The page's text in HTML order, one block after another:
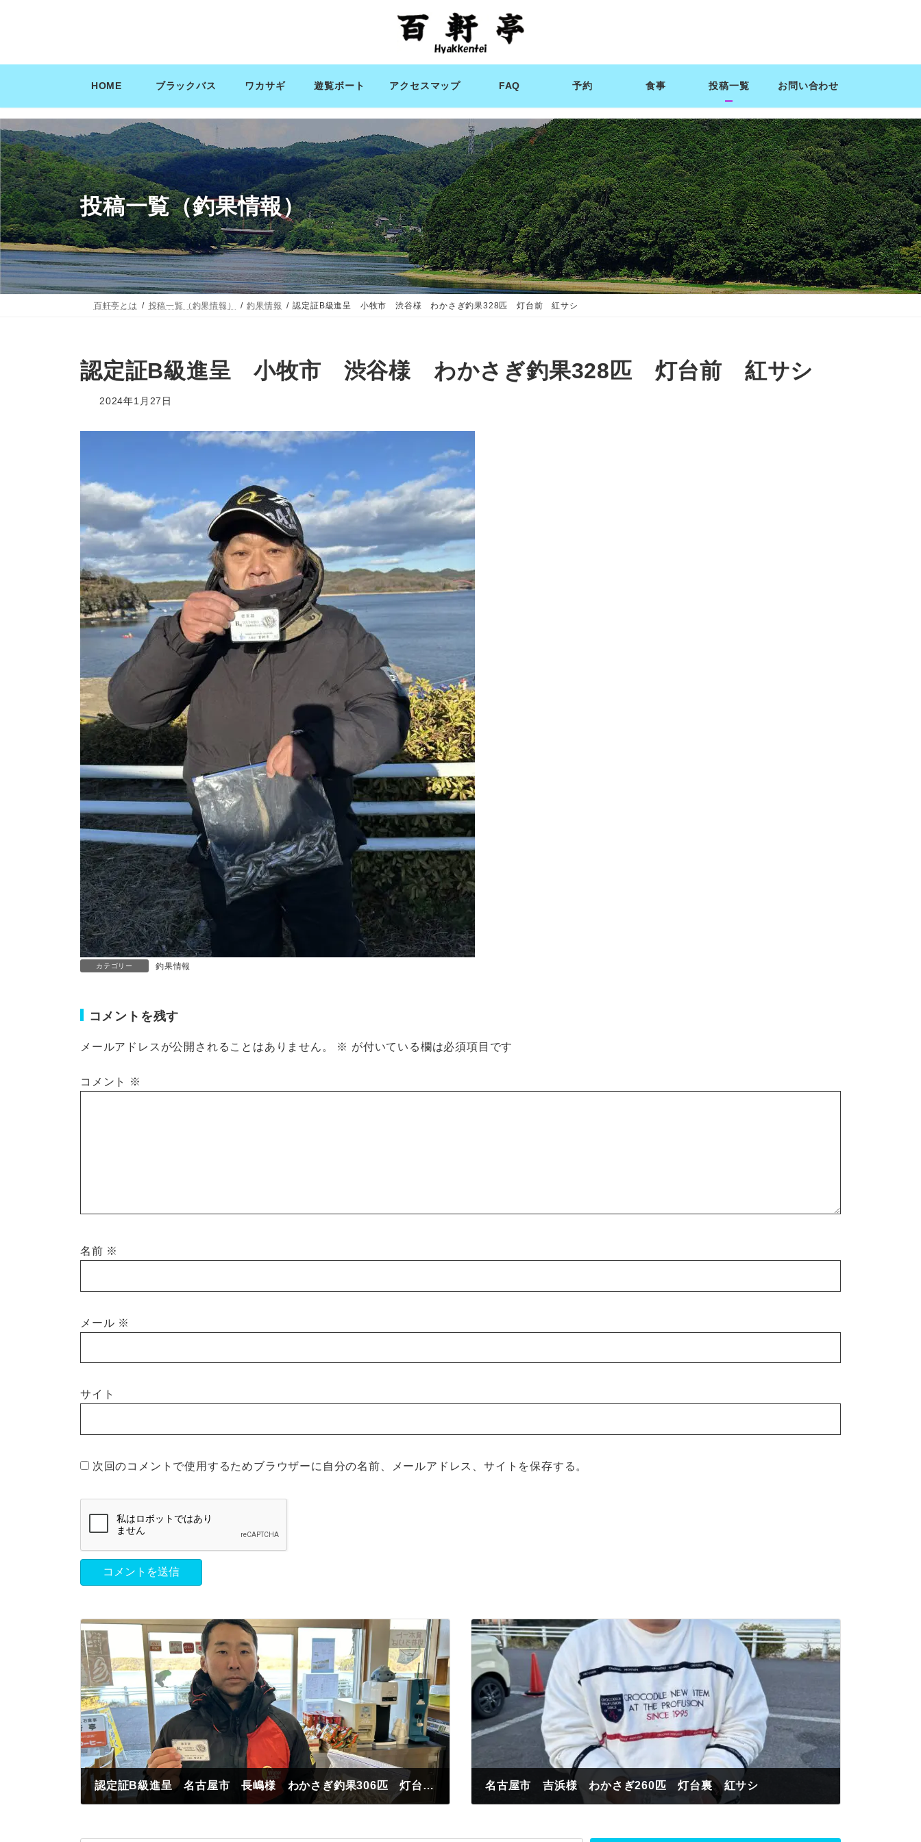
ン
ス
キ
ッ
プ
ー
ン
に
移
動
HOME ブラックバス ワカサギ 遊覧ボート アクセスマップ FAQ 予約 食事 投稿一覧 お問い合わせ
投稿一覧（釣果情報）
百軒亭とは 投稿一覧（釣果情報） 釣果情報 認定証B級進呈 小牧市 渋谷様 わかさぎ釣果328匹 灯台前 紅サシ
認定証B級進呈 小牧市 渋谷様 わかさぎ釣果328匹 灯台前 紅サシ
2024年1月27日
カテゴリー 釣果情報
コメントを残す
メールアドレスが公開されることはありません。 ※ が付いている欄は必須項目です
コメント ※
名前 ※
メール ※
サイト
次回のコメントで使用するためブラウザーに自分の名前、メールアドレス、サイトを保存する。
認定証B級進呈 名古屋市 長嶋様 わかさぎ釣果306匹 灯台前 白サシ 名古屋市 吉浜様 わかさぎ260匹 灯台裏 紅サシ